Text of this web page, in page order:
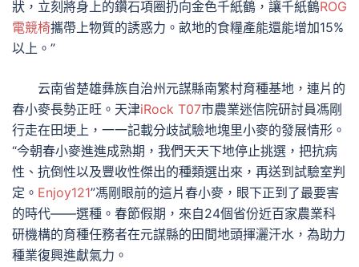
狀，立刻將身上的鑽石項圈扔向金色千紙鶴，讓千紙鶴ROG
電競椅攜帶上物質的誘惑力。畝地的食糧產能還能增加15%
以上。”
云南省楚雄彝族自治州元謀縣南繁村育種基地，連片的
春小麥長勢正旺。天津iRock T07市農業迷信院研討員馮剛
行走在田埂上，一一記載分歧試驗地塊里小麥的發展情形。
“今朝春小麥進進成熟期，我們天天下地停止挑選，把抗病
性、抗倒性以及豐收性傑出的種類選出來，再送到試驗室判
定。 Enjoy121”馮剛眼前的這片春小麥，眼下正到了最要害
的時代——選種。春節假期，來自24個省份近百家農業科
研機構的育種任務者在元謀縣的田間地頭揮灑汗水，為助力
種業復興進獻氣力。